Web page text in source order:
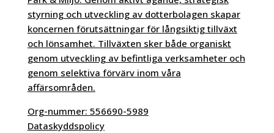
styrning och utveckling av dotterbolagen skapar
koncernen förutsättningar för långsiktig tillväxt
och lönsamhet. Tillväxten sker både organiskt
genom utveckling av befintliga verksamheter och
genom selektiva förvärv inom våra
affärsområden.
Org-nummer: 556690-5989
Dataskyddspolicy